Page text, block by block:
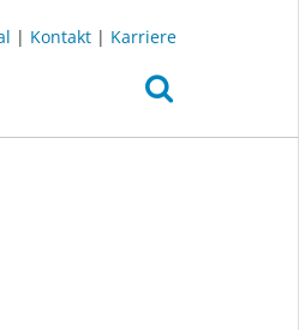
| Kontakt | Karriere